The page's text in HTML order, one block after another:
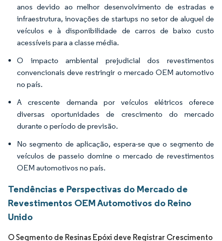
anos devido ao melhor desenvolvimento de estradas e
infraestrutura, inovações de startups no setor de aluguel de
veículos e à disponibilidade de carros de baixo custo
acessíveis para a classe média.
O impacto ambiental prejudicial dos revestimentos
convencionais deve restringir o mercado OEM automotivo
no país.
A crescente demanda por veículos elétricos oferece
diversas oportunidades de crescimento do mercado
durante o período de previsão.
No segmento de aplicação, espera-se que o segmento de
veículos de passeio domine o mercado de revestimentos
OEM automotivos no país.
Tendências e Perspectivas do Mercado de
Revestimentos OEM Automotivos do Reino
Unido
O Segmento de Resinas Epóxi deve Registrar Crescimento